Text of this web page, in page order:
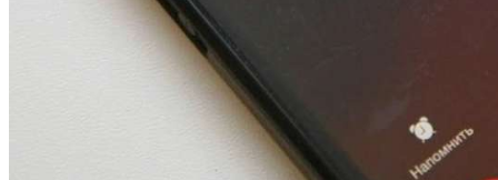
Волгоградские компании нарастили экспорт:
заключены контракты на 3,6 млн долларов